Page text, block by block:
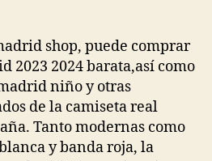
entrada
shop, puede comprar
2023 2024 barata,así como
niño y otras
de la camiseta real
Tanto modernas como
y banda roja, la